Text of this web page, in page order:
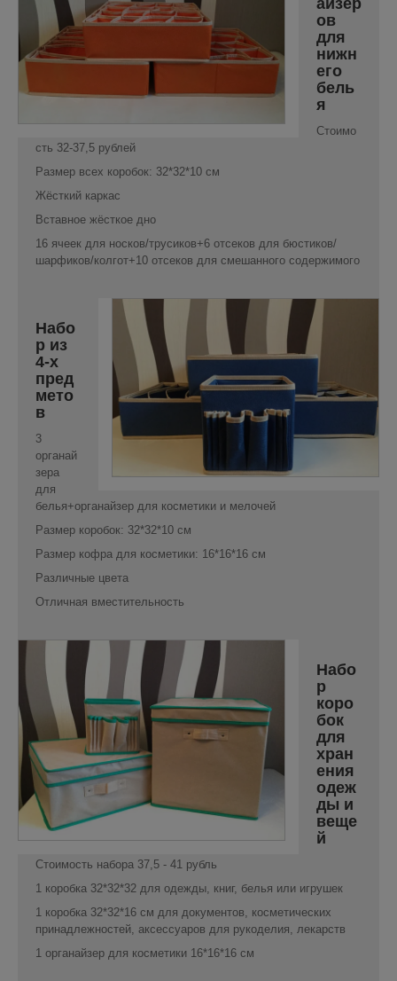
айзер
ов
для
нижн
его
бель
я
Стоимо
сть 32-37,5 рублей
Размер всех коробок: 32*32*10 см
Жёсткий каркас
Вставное жёсткое дно
16 ячеек для носков/трусиков+6 отсеков для бюстиков/
шарфиков/колгот+10 отсеков для смешанного содержимого
Набо
р из
4-х
пред
мето
в
3
органай
зера
для
белья+органайзер для косметики и мелочей
Размер коробок: 32*32*10 см
Размер кофра для косметики: 16*16*16 см
Различные цвета
Отличная вместительность
Набо
р
коро
бок
для
хран
ения
одеж
ды и
веще
й
Стоимость набора 37,5 - 41 рубль
1 коробка 32*32*32 для одежды, книг, белья или игрушек
1 коробка 32*32*16 см для документов, косметических
принадлежностей, аксессуаров для рукоделия, лекарств
1 органайзер для косметики 16*16*16 см